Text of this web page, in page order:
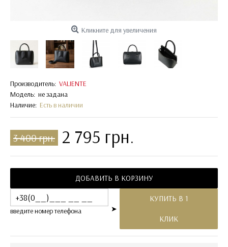
Кликните для увеличения
Производитель: VALIENTE
Модель: не задана
Наличие: Есть в наличии
3 400 грн. 2 795 грн.
ДОБАВИТЬ В КОРЗИНУ
введите номер телефона ➤
КУПИТЬ В 1
КЛИК